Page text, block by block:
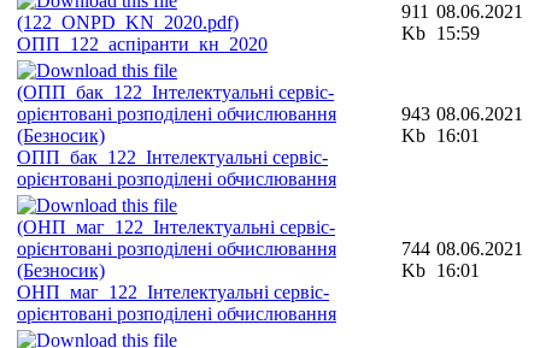
ОПП_122_аспіранти_кн_2020
911
Kb
08.06.2021
15:59
ОПП_бак_122_Інтелектуальні сервіс-
орієнтовані розподілені обчислювання
943
Kb
08.06.2021
16:01
ОНП_маг_122_Інтелектуальні сервіс-
орієнтовані розподілені обчислювання
744
Kb
08.06.2021
16:01